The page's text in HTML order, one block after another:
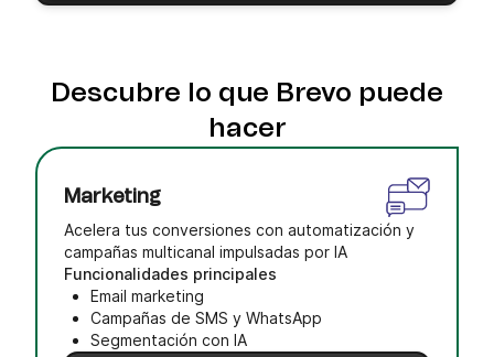
Descubre lo que Brevo puede
hacer
Marketing
Acelera tus conversiones con automatización y
campañas multicanal impulsadas por IA
Funcionalidades principales
Email marketing
Campañas de SMS y WhatsApp
Segmentación con IA